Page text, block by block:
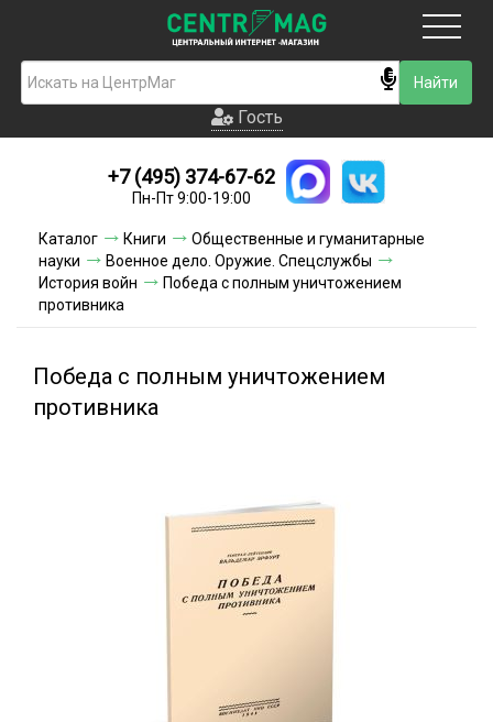
Гость
Новинки
Условия доставки
Условия оплаты
Акции и скидки
Гость
+7 (495) 374-67-62
Пн-Пт 9:00-19:00
Каталог Книги
Общественные и гуманитарные
науки
Военное дело. Оружие. Спецслужбы
История войн
Победа с полным уничтожением
противника
Победа с полным уничтожением
противника